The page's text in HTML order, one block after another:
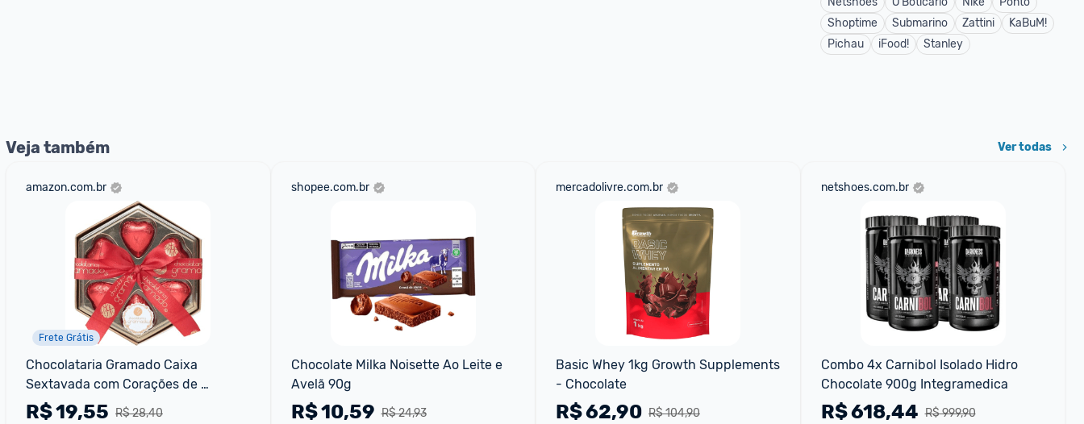
Shoptime
Submarino Zattini
KaBuM!
Pichau
iFood! Stanley
Veja também Ver todas
amazon.com.br
Frete Grátis
Chocolataria Gramado Caixa
Sextavada com Corações de
Chocolate ao Leite 38% Cacau 42 g
R$ 28,40
R$19,55
shopee.com.br
Chocolate Milka Noisette Ao Leite e
Avelã 90g
R$ 24,93
R$10,59
mercadolivre.com.br
Basic Whey 1kg Growth Supplements
- Chocolate
R$ 104,90
R$62,90
netshoes.com.br
Combo 4x Carnibol Isolado Hidro
Chocolate 900g Integramedica
R$ 999,90
R$618,44